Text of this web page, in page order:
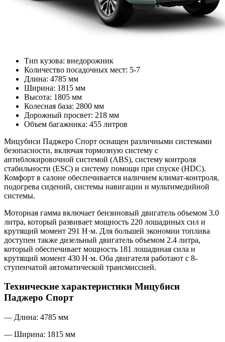
Тип кузова: внедорожник
Количество посадочных мест: 5-7
Длина: 4785 мм
Ширина: 1815 мм
Высота: 1805 мм
Колесная база: 2800 мм
Дорожный просвет: 218 мм
Объем багажника: 455 литров
Мицубиси Паджеро Спорт оснащен различными системами
безопасности, включая тормозную систему с
антиблокировочной системой (ABS), систему контроля
стабильности (ESC) и систему помощи при спуске (HDC).
Комфорт в салоне обеспечивается наличием климат-контроля,
подогрева сидений, системы навигации и мультимедийной
системы.
Моторная гамма включает бензиновый двигатель объемом 3.0
литра, который развивает мощность 220 лошадиных сил и
крутящий момент 291 Н·м. Для большей экономии топлива
доступен также дизельный двигатель объемом 2.4 литра,
который обеспечивает мощность 181 лошадиная сила и
крутящий момент 430 Н·м. Оба двигателя работают с 8-
ступенчатой автоматической трансмиссией.
Технические характеристики Мицубиси
Паджеро Спорт
— Длина: 4785 мм
— Ширина: 1815 мм